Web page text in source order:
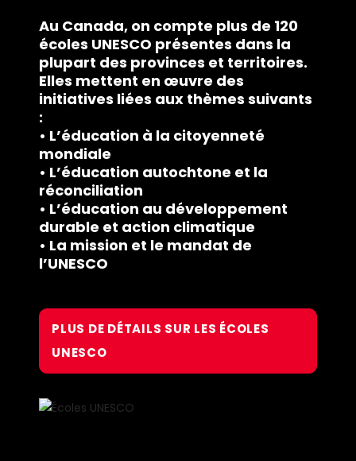
Au Canada, on compte plus de 120
écoles UNESCO présentes dans la
plupart des provinces et territoires.
Elles mettent en œuvre des
initiatives liées aux thèmes suivants
:
• L’éducation à la citoyenneté
mondiale
• L’éducation autochtone et la
réconciliation
• L’éducation au développement
durable et action climatique
• La mission et le mandat de
l’UNESCO
PLUS DE DÉTAILS SUR LES ÉCOLES
UNESCO